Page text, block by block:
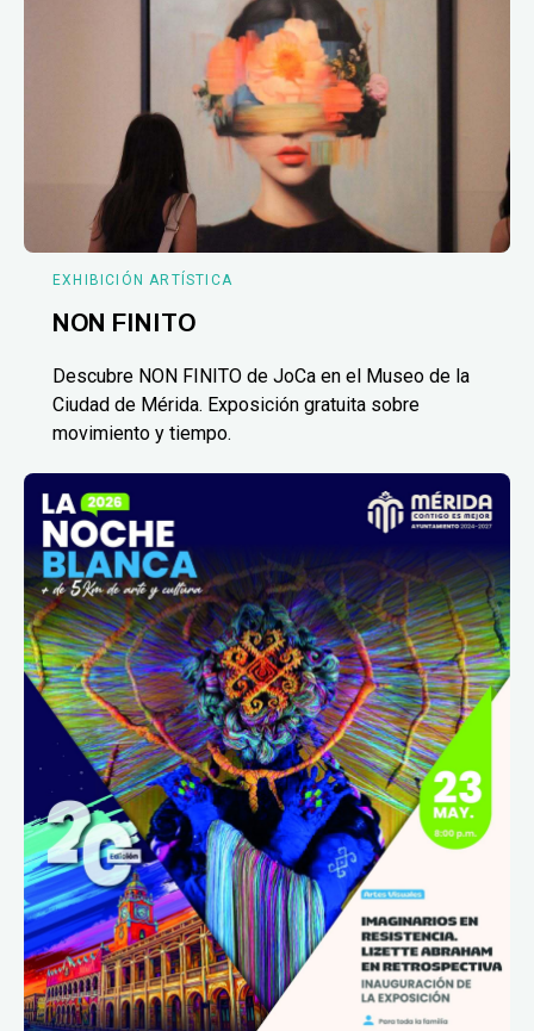
EXHIBICIÓN ARTÍSTICA
NON FINITO
Descubre NON FINITO de JoCa en el Museo de la
Ciudad de Mérida. Exposición gratuita sobre
movimiento y tiempo.